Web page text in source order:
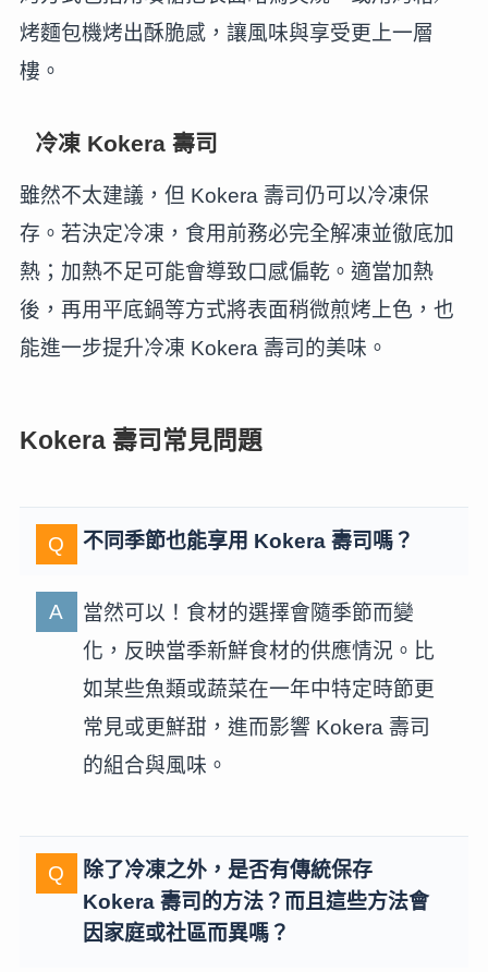
烤麵包機烤出酥脆感，讓風味與享受更上一層
樓。
冷凍 Kokera 壽司
雖然不太建議，但 Kokera 壽司仍可以冷凍保
存。若決定冷凍，食用前務必完全解凍並徹底加
熱；加熱不足可能會導致口感偏乾。適當加熱
後，再用平底鍋等方式將表面稍微煎烤上色，也
能進一步提升冷凍 Kokera 壽司的美味。
Kokera 壽司常見問題
不同季節也能享用 Kokera 壽司嗎？
當然可以！食材的選擇會隨季節而變
化，反映當季新鮮食材的供應情況。比
如某些魚類或蔬菜在一年中特定時節更
常見或更鮮甜，進而影響 Kokera 壽司
的組合與風味。
除了冷凍之外，是否有傳統保存
Kokera 壽司的方法？而且這些方法會
因家庭或社區而異嗎？